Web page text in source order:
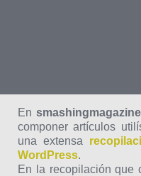
En smashingmagazine
componer artículos
una extensa
WordPress.
En la recopilación que